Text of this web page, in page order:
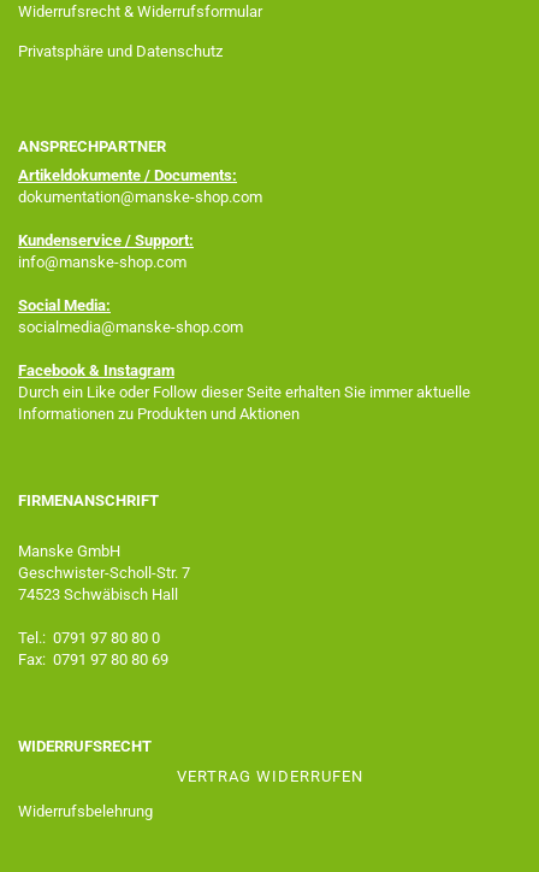
Widerrufsrecht & Widerrufsformular
Privatsphäre und Datenschutz
ANSPRECHPARTNER
Artikeldokumente / Documents:
dokumentation@manske-shop.com
Kundenservice / Support:
info@manske-shop.com
Social Media:
socialmedia@manske-shop.com
Facebook & Instagram
Durch ein Like oder Follow dieser Seite erhalten Sie immer aktuelle
Informationen zu Produkten und Aktionen
FIRMENANSCHRIFT
Manske GmbH
Geschwister-Scholl-Str. 7
74523 Schwäbisch Hall
Tel.: 0791 97 80 80 0
Fax: 0791 97 80 80 69
WIDERRUFSRECHT
VERTRAG WIDERRUFEN
Widerrufsbelehrung